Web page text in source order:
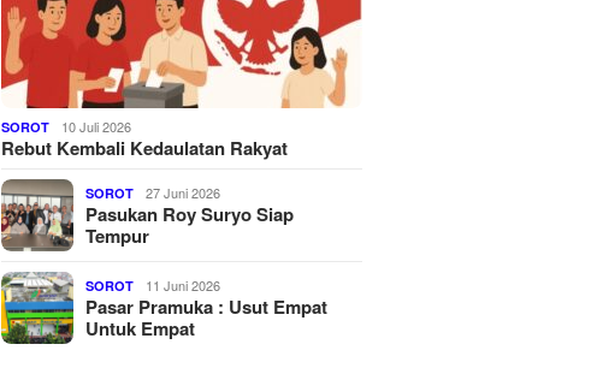
SOROT 10 Juli 2026
Rebut Kembali Kedaulatan Rakyat
SOROT 27 Juni 2026
Pasukan Roy Suryo Siap
Tempur
SOROT 11 Juni 2026
Pasar Pramuka : Usut Empat
Untuk Empat